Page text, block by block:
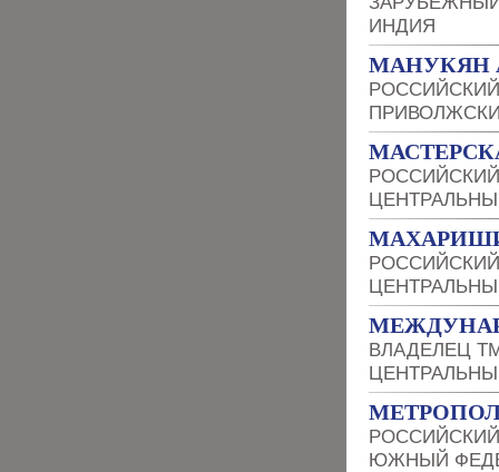
ИНДИЯ
МАНУКЯН
ВЛАДЕЛЕЦ
ЮЖНЫЙ